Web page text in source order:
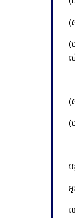
(
(
(
(
ប
អូ